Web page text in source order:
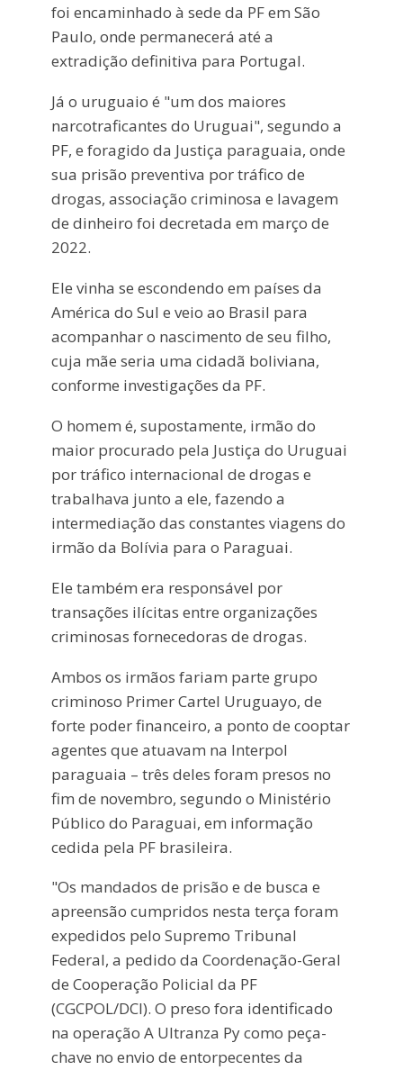
foi encaminhado à sede da PF em São
Paulo, onde permanecerá até a
extradição definitiva para Portugal.
Já o uruguaio é "um dos maiores
narcotraficantes do Uruguai", segundo a
PF, e foragido da Justiça paraguaia, onde
sua prisão preventiva por tráfico de
drogas, associação criminosa e lavagem
de dinheiro foi decretada em março de
2022.
Ele vinha se escondendo em países da
América do Sul e veio ao Brasil para
acompanhar o nascimento de seu filho,
cuja mãe seria uma cidadã boliviana,
conforme investigações da PF.
O homem é, supostamente, irmão do
maior procurado pela Justiça do Uruguai
por tráfico internacional de drogas e
trabalhava junto a ele, fazendo a
intermediação das constantes viagens do
irmão da Bolívia para o Paraguai.
Ele também era responsável por
transações ilícitas entre organizações
criminosas fornecedoras de drogas.
Ambos os irmãos fariam parte grupo
criminoso Primer Cartel Uruguayo, de
forte poder financeiro, a ponto de cooptar
agentes que atuavam na Interpol
paraguaia – três deles foram presos no
fim de novembro, segundo o Ministério
Público do Paraguai, em informação
cedida pela PF brasileira.
"Os mandados de prisão e de busca e
apreensão cumpridos nesta terça foram
expedidos pelo Supremo Tribunal
Federal, a pedido da Coordenação-Geral
de Cooperação Policial da PF
(CGCPOL/DCI). O preso fora identificado
na operação A Ultranza Py como peça-
chave no envio de entorpecentes da